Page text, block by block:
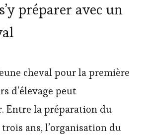
préparer avec un
cheval pour la première
d’élevage peut
Entre la préparation du
ans, l’organisation du